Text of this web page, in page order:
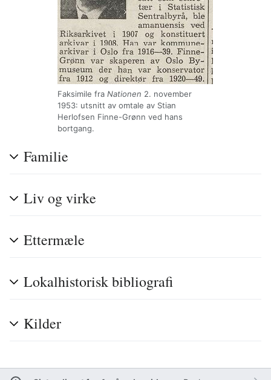
Faksimile fra Nationen 2. november
1953: utsnitt av omtale av Stian
Herlofsen Finne-Grønn ved hans
bortgang.
Familie
Liv og virke
Ettermæle
Lokalhistorisk bibliografi
Kilder